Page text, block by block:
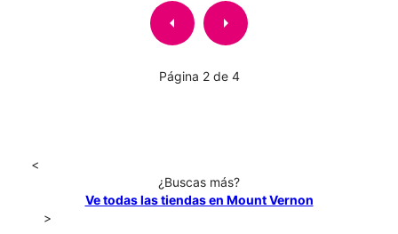
arrow_left arrow_right
Página 2 de 4
<
¿Buscas más?
Ve todas las tiendas en Mount Vernon
>